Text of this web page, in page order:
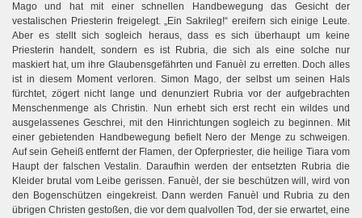
Mago und hat mit einer schnellen Handbewegung das Gesicht der
vestalischen Priesterin freigelegt. „Ein Sakrileg!“ ereifern sich einige Leute.
Aber es stellt sich sogleich heraus, dass es sich überhaupt um keine
Priesterin handelt, sondern es ist Rubria, die sich als eine solche nur
maskiert hat, um ihre Glaubensgefährten und Fanuèl zu erretten. Doch alles
ist in diesem Moment verloren. Simon Mago, der selbst um seinen Hals
fürchtet, zögert nicht lange und denunziert Rubria vor der aufgebrachten
Menschenmenge als Christin. Nun erhebt sich erst recht ein wildes und
ausgelassenes Geschrei, mit den Hinrichtungen sogleich zu beginnen. Mit
einer gebietenden Handbewegung befielt Nero der Menge zu schweigen.
Auf sein Geheiß entfernt der Flamen, der Opferpriester, die heilige Tiara vom
Haupt der falschen Vestalin. Daraufhin werden der entsetzten Rubria die
Kleider brutal vom Leibe gerissen. Fanuèl, der sie beschützen will, wird von
den Bogenschützen eingekreist. Dann werden Fanuèl und Rubria zu den
übrigen Christen gestoßen, die vor dem qualvollen Tod, der sie erwartet, eine